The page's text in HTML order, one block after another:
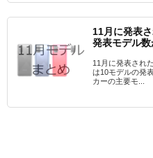
11月に発表
発表モデル数
11月に発表され
は10モデルの発
カーの主要モ...